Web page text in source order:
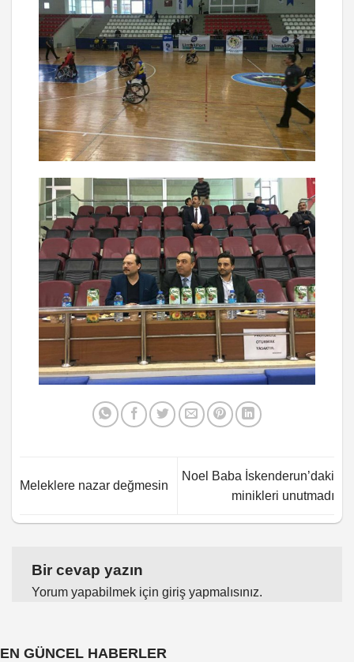
Meleklere nazar değmesin
Noel Baba İskenderun’daki
minikleri unutmadı
Bir cevap yazın
Yorum yapabilmek için giriş yapmalısınız.
EN GÜNCEL HABERLER